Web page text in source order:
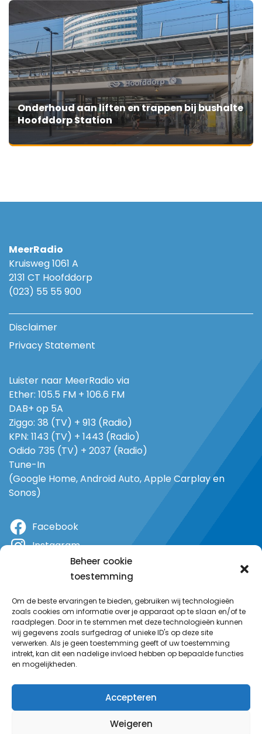
Beheer cookie
toestemming
Om de beste ervaringen te bieden, gebruiken wij technologieën
zoals cookies om informatie over je apparaat op te slaan en/of te
raadplegen. Door in te stemmen met deze technologieën kunnen
wij gegevens zoals surfgedrag of unieke ID's op deze site
verwerken. Als je geen toestemming geeft of uw toestemming
intrekt, kan dit een nadelige invloed hebben op bepaalde functies
en mogelijkheden.
Accepteren
Weigeren
Onderhoud aan liften en trappen bij bushalte
Hoofddorp Station
MeerRadio
Kruisweg 1061 A
2131 CT Hoofddorp
(023) 55 55 900
Disclaimer
Privacy Statement
Luister naar MeerRadio via
Ether: 105.5 FM + 106.6 FM
DAB+ op 5A
Ziggo: 38 (TV) + 913 (Radio)
KPN: 1143 (TV) + 1443 (Radio)
Odido 735 (TV) + 2037 (Radio)
Tune-In
(Google Home, Android Auto, Apple Carplay en
Sonos)
Facebook
Instagram
YouTube